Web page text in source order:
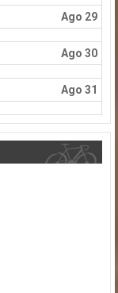
Ago 29
Ago 30
Ago 31